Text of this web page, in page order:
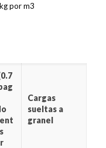
por m3
Cargas
sueltas a
granel